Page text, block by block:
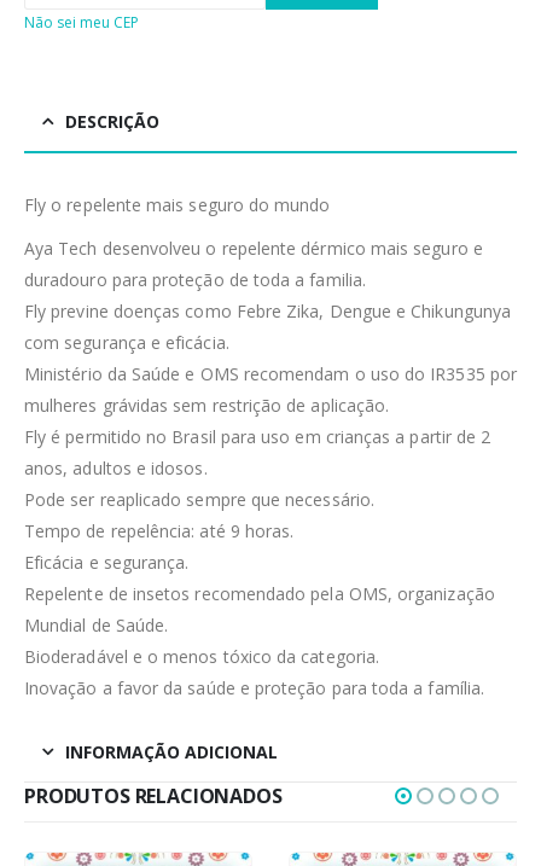
Não sei meu CEP
DESCRIÇÃO
Fly o repelente mais seguro do mundo
Aya Tech desenvolveu o repelente dérmico mais seguro e
duradouro para proteção de toda a familia.
Fly previne doenças como Febre Zika, Dengue e Chikungunya
com segurança e eficácia.
Ministério da Saúde e OMS recomendam o uso do IR3535 por
mulheres grávidas sem restrição de aplicação.
Fly é permitido no Brasil para uso em crianças a partir de 2
anos, adultos e idosos.
Pode ser reaplicado sempre que necessário.
Tempo de repelência: até 9 horas.
Eficácia e segurança.
Repelente de insetos recomendado pela OMS, organização
Mundial de Saúde.
Bioderadável e o menos tóxico da categoria.
Inovação a favor da saúde e proteção para toda a família.
INFORMAÇÃO ADICIONAL
PRODUTOS RELACIONADOS